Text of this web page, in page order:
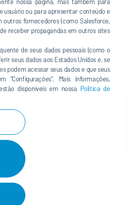
usuário ou para apresentar conteúdo e
fornecedores (como Salesforce,
receber propagandas em outros sites
de seus dados pessoais (como o
seus dados aos Estados Unidos e, se
podem acessar seus dados e que seus
Mais informações,
disponíveis em nossa Política de
54115 De Pere, WI
Estados Unidos
Cartão de
AMS SALES